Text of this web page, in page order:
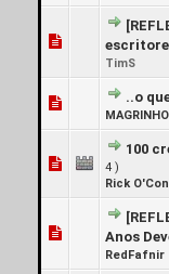
TimS
1
..o
0 Voto(s) - 0
100
4 )
Rick
0 Voto(s) - 0
Anos
RedFafnir
2